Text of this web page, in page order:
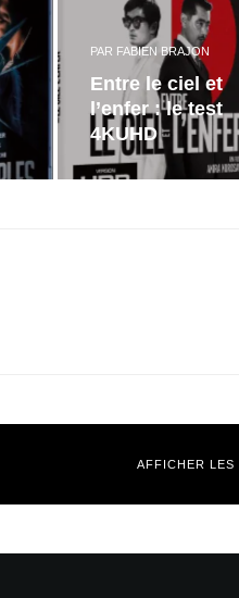
PAR FABIEN BRAJON
Entre le ciel et
l’enfer : le test
4KUHD
AFFICHER LES